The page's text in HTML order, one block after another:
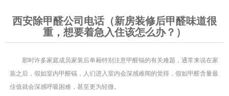
西安除甲醛公司电话（新房装修后甲醛味道很
重，想要着急入住该怎么办？）
那时许多家庭成员家装后单厢特别注意甲醛镉的有关难题，通常来说在家
装之后，假如室内甲醛镉，人们进入室内会深感难闻的觉得，假如甲醛含量最
佳值就会深感呼吸困难，甚至更为轻微。